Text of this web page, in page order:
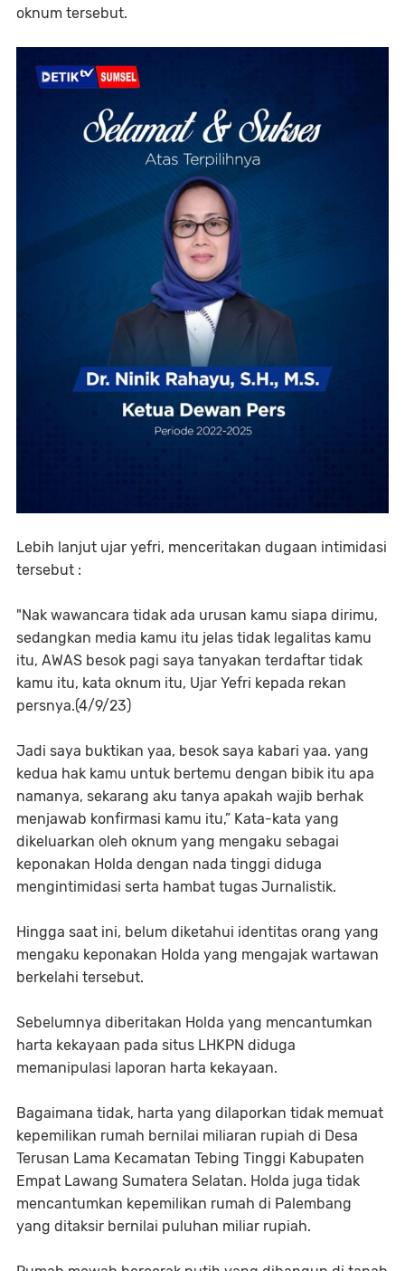
oknum tersebut.
Lebih lanjut ujar yefri, menceritakan dugaan intimidasi
tersebut :
"Nak wawancara tidak ada urusan kamu siapa dirimu,
sedangkan media kamu itu jelas tidak legalitas kamu
itu, AWAS besok pagi saya tanyakan terdaftar tidak
kamu itu, kata oknum itu, Ujar Yefri kepada rekan
persnya.(4/9/23)
Jadi saya buktikan yaa, besok saya kabari yaa. yang
kedua hak kamu untuk bertemu dengan bibik itu apa
namanya, sekarang aku tanya apakah wajib berhak
menjawab konfirmasi kamu itu,” Kata-kata yang
dikeluarkan oleh oknum yang mengaku sebagai
keponakan Holda dengan nada tinggi diduga
mengintimidasi serta hambat tugas Jurnalistik.
Hingga saat ini, belum diketahui identitas orang yang
mengaku keponakan Holda yang mengajak wartawan
berkelahi tersebut.
Sebelumnya diberitakan Holda yang mencantumkan
harta kekayaan pada situs LHKPN diduga
memanipulasi laporan harta kekayaan.
Bagaimana tidak, harta yang dilaporkan tidak memuat
kepemilikan rumah bernilai miliaran rupiah di Desa
Terusan Lama Kecamatan Tebing Tinggi Kabupaten
Empat Lawang Sumatera Selatan. Holda juga tidak
mencantumkan kepemilikan rumah di Palembang
yang ditaksir bernilai puluhan miliar rupiah.